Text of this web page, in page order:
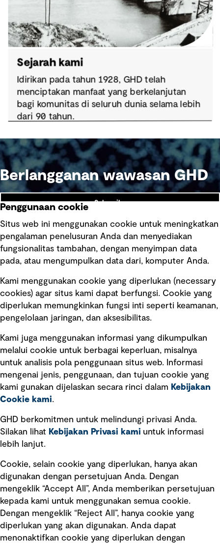
Berlangganan wawasan GHD
Subscribe
Ikuti kami
Tautan cepat
Ketentuan Penggunaan
Kebijakan privasi
Pemberitahuan hukum
Pernyataan kebijakan
Pengumuman tentang penipuan
Manajemen integritas
Pemasaran dan komunikasi
Penggunaan cookie
Situs web ini menggunakan cookie untuk meningkatkan
pengalaman penelusuran Anda dan menyediakan
fungsionalitas tambahan, dengan menyimpan data
pada, atau mengumpulkan data dari, komputer Anda.
Kami menggunakan cookie yang diperlukan (necessary
cookies) agar situs kami dapat berfungsi. Cookie yang
diperlukan memungkinkan fungsi inti seperti keamanan,
pengelolaan jaringan, dan aksesibilitas.
Kami juga menggunakan informasi yang dikumpulkan
melalui cookie untuk berbagai keperluan, misalnya
untuk analisis pola penggunaan situs web. Informasi
mengenai jenis, penggunaan, dan tujuan cookie yang
kami gunakan dijelaskan secara rinci dalam Kebijakan
Cookie kami.
GHD berkomitmen untuk melindungi privasi Anda.
Silakan lihat Kebijakan Privasi kami untuk informasi
lebih lanjut.
Cookie, selain cookie yang diperlukan, hanya akan
digunakan dengan persetujuan Anda. Dengan
mengeklik “Accept All”, Anda memberikan persetujuan
kepada kami untuk menggunakan semua cookie.
Dengan mengeklik “Reject All”, hanya cookie yang
diperlukan yang akan digunakan. Anda dapat
menonaktifkan cookie yang diperlukan dengan